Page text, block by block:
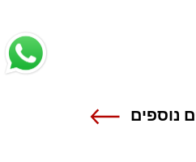
נוספים